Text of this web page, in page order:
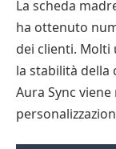
La scheda
ha ottenuto
dei clienti. Molti
la stabilità della
Aura Sync